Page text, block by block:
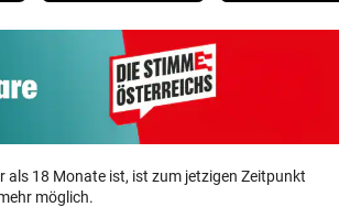
als 18 Monate ist, ist zum jetzigen Zeitpunkt
möglich.